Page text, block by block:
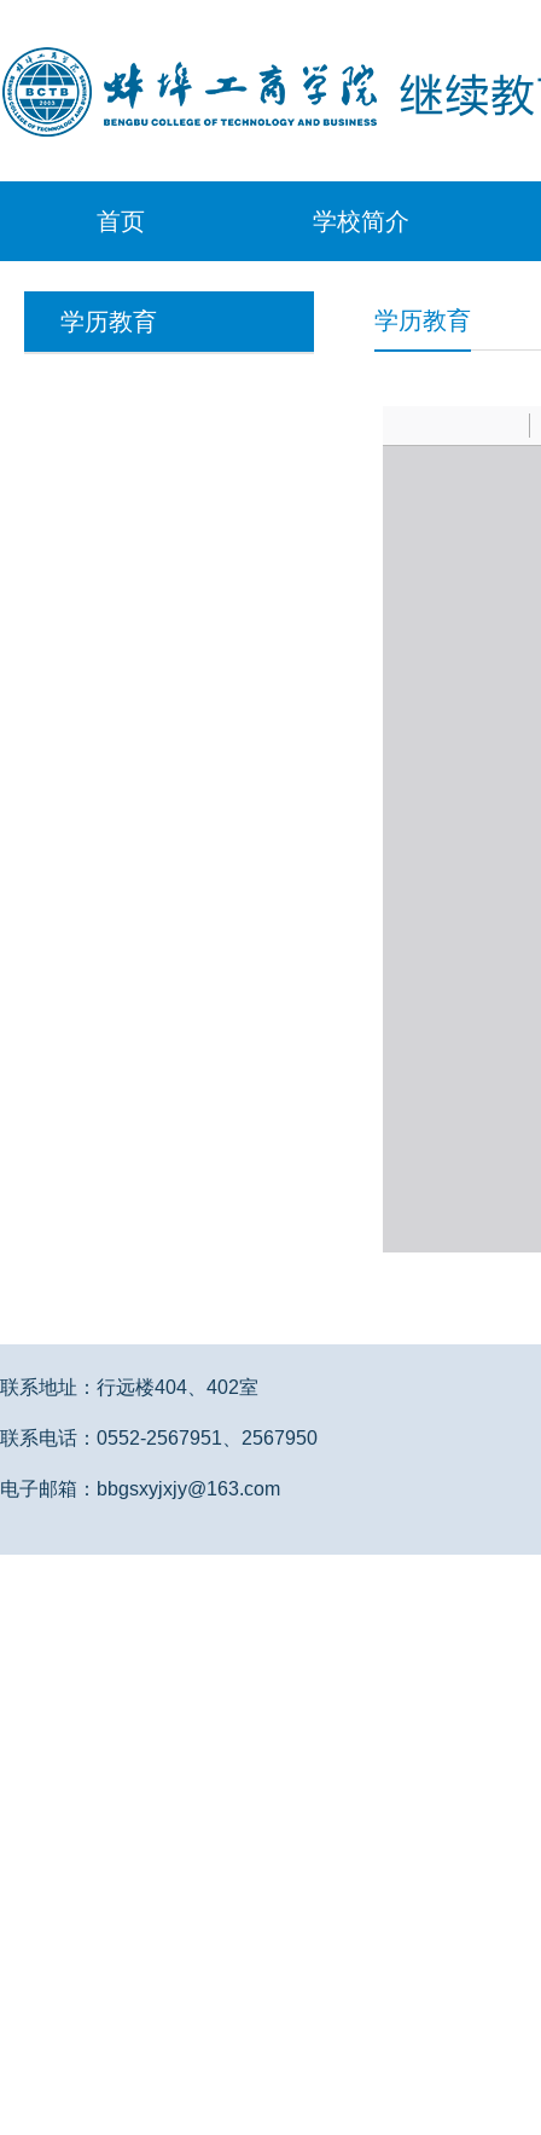
首页 学校简介
学历教育 学历教育
联系地址：行远楼404、402室
联系电话：0552-2567951、2567950
电子邮箱：bbgsxyjxjy@163.com